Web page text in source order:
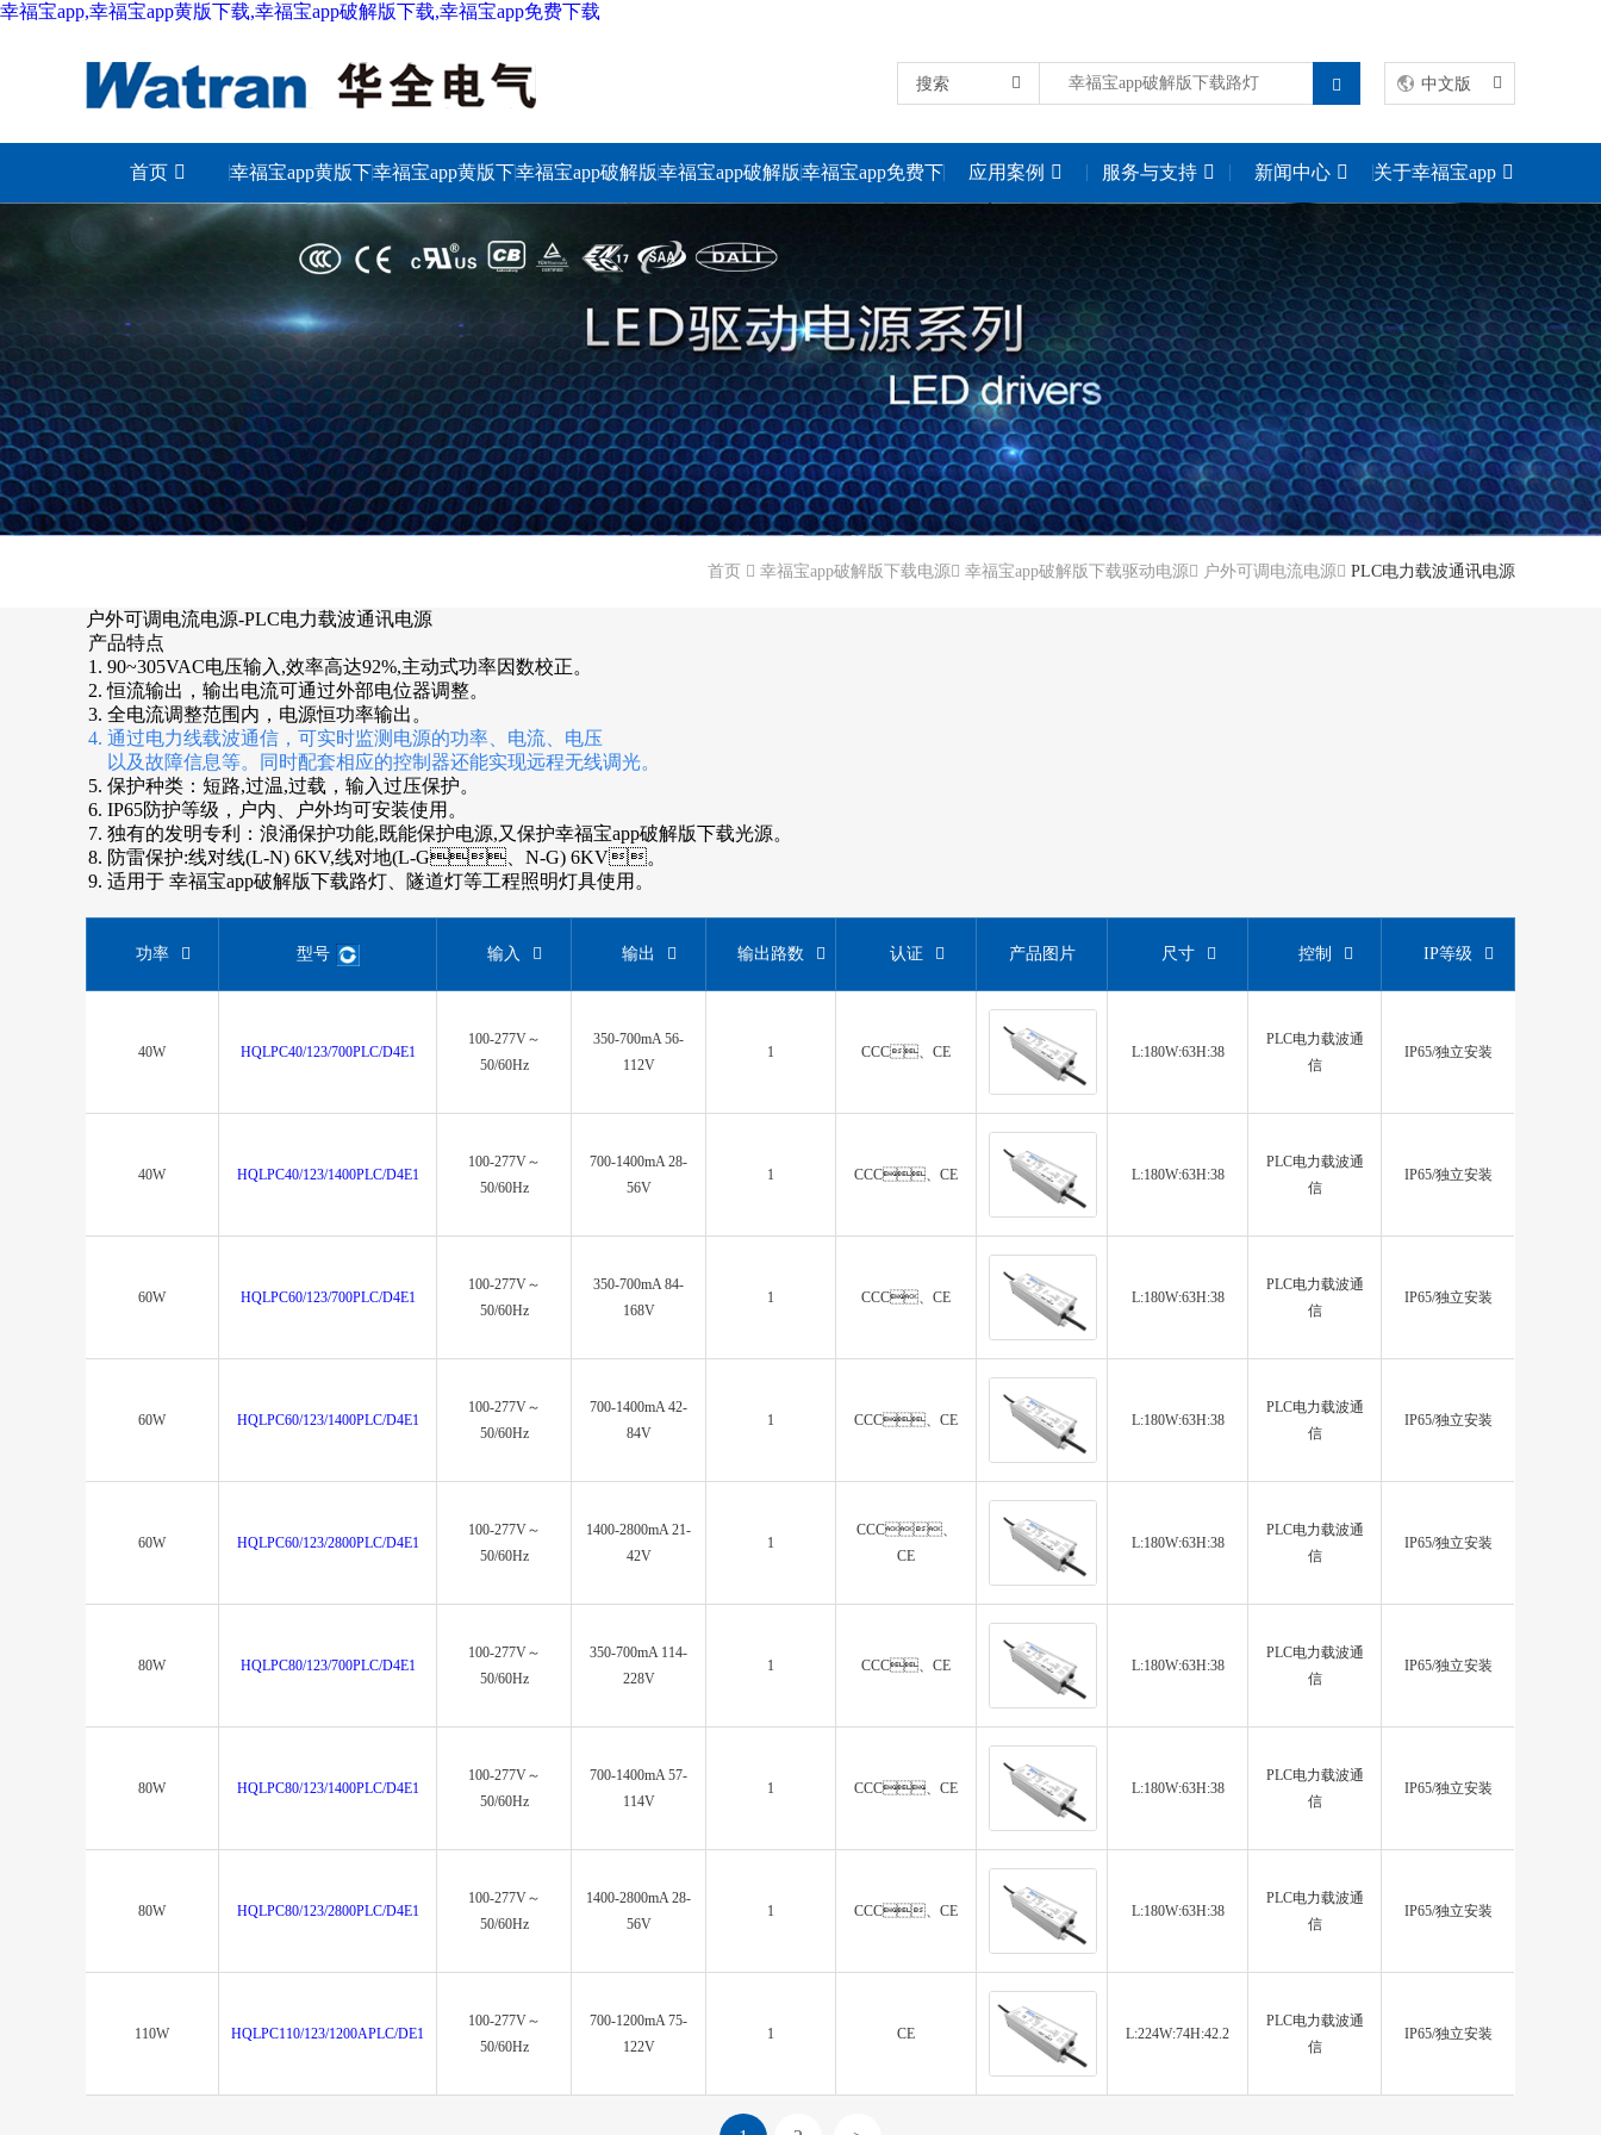
幸福宝app,幸福宝app黄版下载,幸福宝app破解版下载,幸福宝app免费下载
搜索 中文版
首页 幸福宝app黄版下
载城市
幸福宝app黄版下
载照明
幸福宝app破解版幸福宝app破解版幸福宝app免费下 应用案例 服务与支持 新闻中心 关于幸福宝app
首页 幸福宝app破解版下载电源 幸福宝app破解版下载驱动电源 户外可调电流电源 PLC电力载波通讯电源
户外可调电流电源-PLC电力载波通讯电源
产品特点
1. 90~305VAC电压输入,效率高达92%,主动式功率因数校正。
2.恒流输出，输出电流可通过外部电位器调整。
3. 全电流调整范围内，电源恒功率输出。
4. 通过电力线载波通信，可实时监测电源的功率、电流、电压
以及故障信息等。同时配套相应的控制器还能实现远程无线调光。
5. 保护种类：短路,过温,过载，输入过压保护。
6. IP65防护等级，户内、户外均可安装使用。
7. 独有的发明专利：浪涌保护功能,既能保护电源,又保护幸福宝app破解版下载光源。
8. 防雷保护:线对线(L-N) 6KV,线对地(L-G、N-G) 6KV。
9. 适用于 幸福宝app破解版下载路灯、隧道灯等工程照明灯具使用。
功率 型号 输入 输出 输出路数 认证 产品图片 尺寸 控制 IP等级
40W HQLPC40/123/700PLC/D4E1
100-277V～
50/60Hz
350-700mA 56-
112V
1 CCC、CE L:180W:63H:38
PLC电力载波通
信
IP65/独立安装
40W HQLPC40/123/1400PLC/D4E1
100-277V～
50/60Hz
700-1400mA 28-
56V
1 CCC、CE L:180W:63H:38
PLC电力载波通
信
IP65/独立安装
60W HQLPC60/123/700PLC/D4E1
100-277V～
50/60Hz
350-700mA 84-
168V
1 CCC、CE L:180W:63H:38
PLC电力载波通
信
IP65/独立安装
60W HQLPC60/123/1400PLC/D4E1
100-277V～
50/60Hz
700-1400mA 42-
84V
1 CCC、CE L:180W:63H:38
PLC电力载波通
信
IP65/独立安装
60W HQLPC60/123/2800PLC/D4E1
100-277V～
50/60Hz
1400-2800mA 21-
42V
1
CCC、
CE
L:180W:63H:38
PLC电力载波通
信
IP65/独立安装
80W HQLPC80/123/700PLC/D4E1
100-277V～
50/60Hz
350-700mA 114-
228V
1 CCC、CE L:180W:63H:38
PLC电力载波通
信
IP65/独立安装
80W HQLPC80/123/1400PLC/D4E1
100-277V～
50/60Hz
700-1400mA 57-
114V
1 CCC、CE L:180W:63H:38
PLC电力载波通
信
IP65/独立安装
80W HQLPC80/123/2800PLC/D4E1
100-277V～
50/60Hz
1400-2800mA 28-
56V
1 CCC、CE L:180W:63H:38
PLC电力载波通
信
IP65/独立安装
110W HQLPC110/123/1200APLC/DE1
100-277V～
50/60Hz
700-1200mA 75-
122V
1 CE L:224W:74H:42.2
PLC电力载波通
信
IP65/独立安装